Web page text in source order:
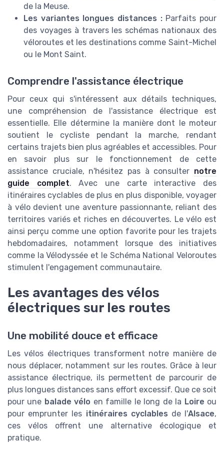
de la Meuse.
Les variantes longues distances :Parfaits pour
des voyages à travers les schémas nationaux des
véloroutes et les destinations comme Saint-Michel
ou le Mont Saint.
Comprendre l'assistance électrique
Pour ceux qui s'intéressent aux détails techniques,
une compréhension de l'assistance électrique est
essentielle. Elle détermine la manière dont le moteur
soutient le cycliste pendant la marche, rendant
certains trajets bien plus agréables et accessibles. Pour
en savoir plus sur le fonctionnement de cette
assistance cruciale, n'hésitez pas à consulter notre
guide complet. Avec une carte interactive des
itinéraires cyclables de plus en plus disponible, voyager
à vélo devient une aventure passionnante, reliant des
territoires variés et riches en découvertes. Le vélo est
ainsi perçu comme une option favorite pour les trajets
hebdomadaires, notamment lorsque des initiatives
comme la Vélodyssée et le Schéma National Veloroutes
stimulent l'engagement communautaire.
Les avantages des vélos
électriques sur les routes
Une mobilité douce et efficace
Les vélos électriques transforment notre manière de
nous déplacer, notamment sur les routes. Grâce à leur
assistance électrique, ils permettent de parcourir de
plus longues distances sans effort excessif. Que ce soit
pour une balade vélo en famille le long de la Loire ou
pour emprunter les itinéraires cyclables de l'Alsace,
ces vélos offrent une alternative écologique et
pratique.